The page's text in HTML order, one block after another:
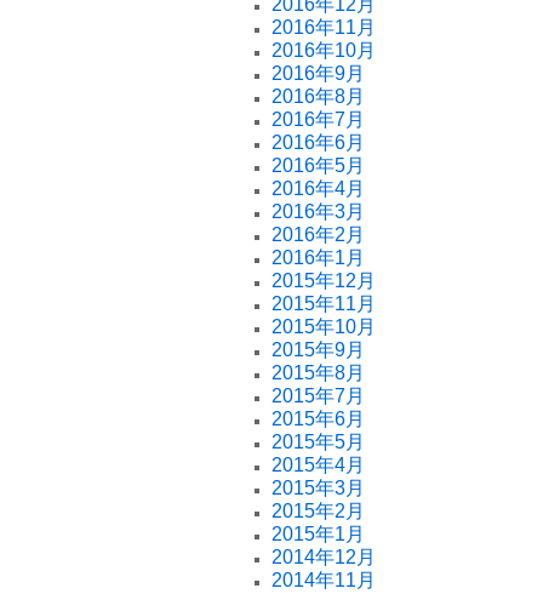
2016年11月
2016年10月
2016年9月
2016年8月
2016年7月
2016年6月
2016年5月
2016年4月
2016年3月
2016年2月
2016年1月
2015年12月
2015年11月
2015年10月
2015年9月
2015年8月
2015年7月
2015年6月
2015年5月
2015年4月
2015年3月
2015年2月
2015年1月
2014年12月
2014年11月